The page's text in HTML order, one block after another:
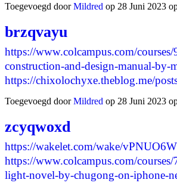
Toegevoegd doorMildred op 28 Juni 2023
brzqvayu
https://www.colcampus.com/
construction-and-design-manual-by-
https://chixolochyxe.theblog.me/
Toegevoegd doorMildred op 28 Juni 2023
zcyqwoxd
https://wakelet.com/wake/
https://www.colcampus.com/
light-novel-by-chugong-on-iphone-